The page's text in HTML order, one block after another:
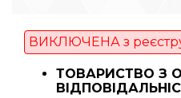
ВИКЛЮЧЕНА з
ТОВАРИСТВО З